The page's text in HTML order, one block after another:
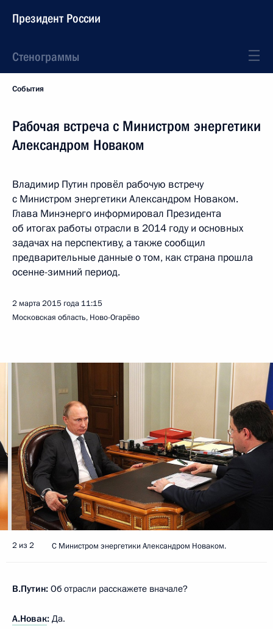
Президент России
Стенограммы
События
Рабочая встреча с Министром энергетики
Александром Новаком
Владимир Путин провёл рабочую встречу
с Министром энергетики Александром Новаком.
Глава Минэнерго информировал Президента
об итогах работы отрасли в 2014 году и основных
задачах на перспективу, а также сообщил
предварительные данные о том, как страна прошла
осенне-зимний период.
2 марта 2015 года 11:15
Московская область, Ново-Огарёво
2 из 2 С Министром энергетики Александром Новаком.
В.Путин: Об отрасли расскажете вначале?
А.Новак: Да.